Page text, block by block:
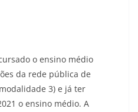
o ensino médio
da rede pública de
3) e já ter
o ensino médio. A